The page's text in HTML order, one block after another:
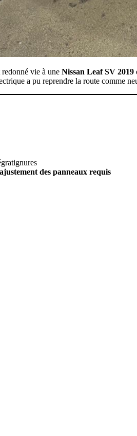
vie à une Nissan Leaf SV 2019
a pu reprendre la route comme
des panneaux requis